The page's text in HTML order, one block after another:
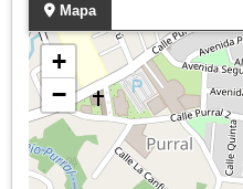
Mapa
+
−